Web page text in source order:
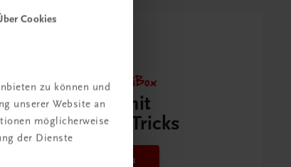
Cookies
zu können und
unserer Website an
möglicherweise
der Dienste
Neu zur DigiBox
Videos mit
Tipps & Tricks
Mehr dazu